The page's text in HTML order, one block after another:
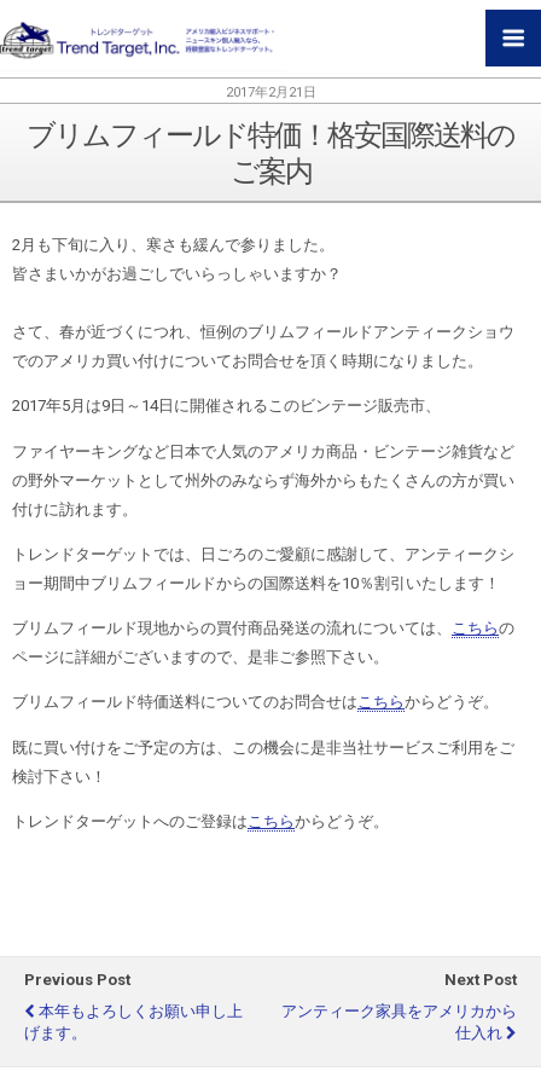
2017年2月21日
ブリムフィールド特価！格安国際送料の
ご案内
2月も下旬に入り、寒さも緩んで参りました。
皆さまいかがお過ごしでいらっしゃいますか？
さて、春が近づくにつれ、恒例のブリムフィールドアンティークショウ
でのアメリカ買い付けについてお問合せを頂く時期になりました。
2017年5月は9日～14日に開催されるこのビンテージ販売市、
ファイヤーキングなど日本で人気のアメリカ商品・ビンテージ雑貨など
の野外マーケットとして州外のみならず海外からもたくさんの方が買い
付けに訪れます。
トレンドターゲットでは、日ごろのご愛顧に感謝して、アンティークシ
ョー期間中ブリムフィールドからの国際送料を10％割引いたします！
ブリムフィールド現地からの買付商品発送の流れについては、 こちらの
ページに詳細がございますので、是非ご参照下さい。
ブリムフィールド特価送料についてのお問合せはこちらからどうぞ。
既に買い付けをご予定の方は、この機会に是非当社サービスご利用をご
検討下さい！
トレンドターゲットへのご登録は こちらからどうぞ。
Previous Post
本年もよろしくお願い申し上
げます。
Next Post
アンティーク家具をアメリカから
仕入れ